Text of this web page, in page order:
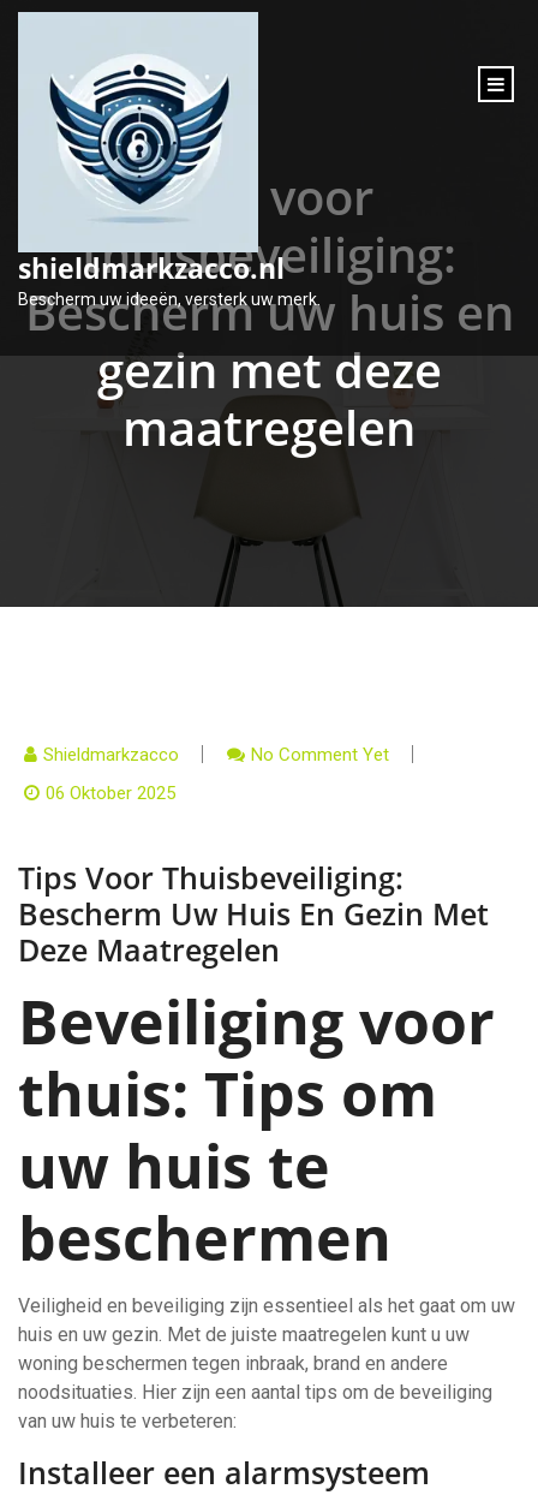
inhoud
shieldmarkzacco.nl
Bescherm uw ideeën, versterk uw merk.
Tips voor
thuisbeveiliging:
Bescherm uw huis en
gezin met deze
maatregelen
Shieldmarkzacco
No Comment Yet
06 Oktober 2025
Tips Voor Thuisbeveiliging:
Bescherm Uw Huis En Gezin Met
Deze Maatregelen
Beveiliging voor
thuis: Tips om
uw huis te
beschermen
Veiligheid en beveiliging zijn essentieel als het gaat om uw
huis en uw gezin. Met de juiste maatregelen kunt u uw
woning beschermen tegen inbraak, brand en andere
noodsituaties. Hier zijn een aantal tips om de beveiliging
van uw huis te verbeteren:
Installeer een alarmsysteem